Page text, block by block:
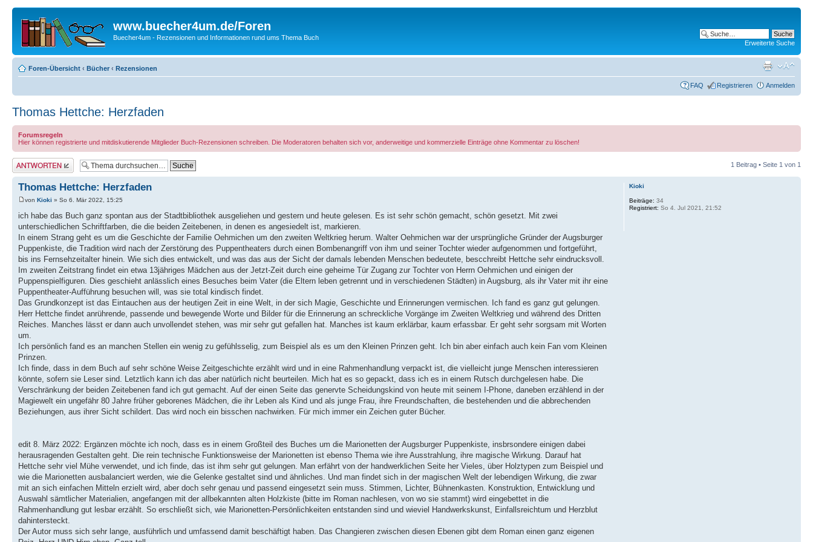
www.buecher4um.de/Foren
Buecher4um - Rezensionen und Informationen rund ums Thema Buch
Erweiterte Suche
Foren-Übersicht ‹ Bücher ‹ Rezensionen
FAQ Registrieren Anmelden
Thomas Hettche: Herzfaden
Forumsregeln
Hier können registrierte und mitdiskutierende Mitglieder Buch-Rezensionen schreiben. Die Moderatoren behalten sich vor, anderweitige und kommerzielle Einträge ohne Kommentar zu löschen!
Antwort erstellen 1 Beitrag • Seite 1 von 1
Thomas Hettche: Herzfaden
von Kioki » So 6. Mär 2022, 15:25
ich habe das Buch ganz spontan aus der Stadtbibliothek ausgeliehen und gestern und heute gelesen. Es ist sehr schön gemacht, schön gesetzt. Mit zwei
unterschiedlichen Schriftfarben, die die beiden Zeitebenen, in denen es angesiedelt ist, markieren.
In einem Strang geht es um die Geschichte der Familie Oehmichen um den zweiten Weltkrieg herum. Walter Oehmichen war der ursprüngliche Gründer der Augsburger
Puppenkiste, die Tradition wird nach der Zerstörung des Puppentheaters durch einen Bombenangriff von ihm und seiner Tochter wieder aufgenommen und fortgeführt,
bis ins Fernsehzeitalter hinein. Wie sich dies entwickelt, und was das aus der Sicht der damals lebenden Menschen bedeutete, bescchreibt Hettche sehr eindrucksvoll.
Im zweiten Zeitstrang findet ein etwa 13jähriges Mädchen aus der Jetzt-Zeit durch eine geheime Tür Zugang zur Tochter von Herrn Oehmichen und einigen der
Puppenspielfiguren. Dies geschieht anlässlich eines Besuches beim Vater (die Eltern leben getrennt und in verschiedenen Städten) in Augsburg, als ihr Vater mit ihr eine
Puppentheater-Aufführung besuchen will, was sie total kindisch findet.
Das Grundkonzept ist das Eintauchen aus der heutigen Zeit in eine Welt, in der sich Magie, Geschichte und Erinnerungen vermischen. Ich fand es ganz gut gelungen.
Herr Hettche findet anrührende, passende und bewegende Worte und Bilder für die Erinnerung an schreckliche Vorgänge im Zweiten Weltkrieg und während des Dritten
Reiches. Manches lässt er dann auch unvollendet stehen, was mir sehr gut gefallen hat. Manches ist kaum erklärbar, kaum erfassbar. Er geht sehr sorgsam mit Worten
um.
Ich persönlich fand es an manchen Stellen ein wenig zu gefühlsselig, zum Beispiel als es um den Kleinen Prinzen geht. Ich bin aber einfach auch kein Fan vom Kleinen
Prinzen.
Ich finde, dass in dem Buch auf sehr schöne Weise Zeitgeschichte erzählt wird und in eine Rahmenhandlung verpackt ist, die vielleicht junge Menschen interessieren
könnte, sofern sie Leser sind. Letztlich kann ich das aber natürlich nicht beurteilen. Mich hat es so gepackt, dass ich es in einem Rutsch durchgelesen habe. Die
Verschränkung der beiden Zeitebenen fand ich gut gemacht. Auf der einen Seite das genervte Scheidungskind von heute mit seinem I-Phone, daneben erzählend in der
Magiewelt ein ungefähr 80 Jahre früher geborenes Mädchen, die ihr Leben als Kind und als junge Frau, ihre Freundschaften, die bestehenden und die abbrechenden
Beziehungen, aus ihrer Sicht schildert. Das wird noch ein bisschen nachwirken. Für mich immer ein Zeichen guter Bücher.
edit 8. März 2022: Ergänzen möchte ich noch, dass es in einem Großteil des Buches um die Marionetten der Augsburger Puppenkiste, insbrsondere einigen dabei
herausragenden Gestalten geht. Die rein technische Funktionsweise der Marionetten ist ebenso Thema wie ihre Ausstrahlung, ihre magische Wirkung. Darauf hat
Hettche sehr viel Mühe verwendet, und ich finde, das ist ihm sehr gut gelungen. Man erfährt von der handwerklichen Seite her Vieles, über Holztypen zum Beispiel und
wie die Marionetten ausbalanciert werden, wie die Gelenke gestaltet sind und ähnliches. Und man findet sich in der magischen Welt der lebendigen Wirkung, die zwar
mit an sich einfachen Mitteln erzielt wird, aber doch sehr genau und passend eingesetzt sein muss. Stimmen, Lichter, Bühnenkasten. Konstruktion, Entwicklung und
Auswahl sämtlicher Materialien, angefangen mit der allbekannten alten Holzkiste (bitte im Roman nachlesen, von wo sie stammt) wird eingebettet in die
Rahmenhandlung gut lesbar erzählt. So erschließt sich, wie Marionetten-Persönlichkeiten entstanden sind und wieviel Handwerkskunst, Einfallsreichtum und Herzblut
dahintersteckt.
Der Autor muss sich sehr lange, ausführlich und umfassend damit beschäftigt haben. Das Changieren zwischen diesen Ebenen gibt dem Roman einen ganz eigenen
Kioki
Beiträge: 34
Registriert: So 4. Jul 2021, 21:52